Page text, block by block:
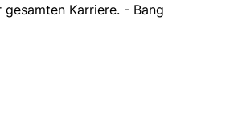
gesamten Karriere. - Bang